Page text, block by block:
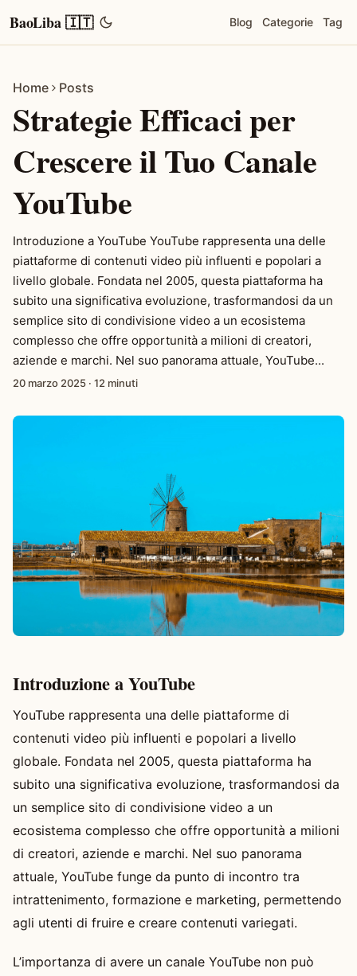
BaoLiba 🇮🇹 Blog Categorie Tag
Home Posts
Strategie Efficaci per
Crescere il Tuo Canale
YouTube
Introduzione a YouTube YouTube rappresenta una delle
piattaforme di contenuti video più influenti e popolari a
livello globale. Fondata nel 2005, questa piattaforma ha
subito una significativa evoluzione, trasformandosi da un
semplice sito di condivisione video a un ecosistema
complesso che offre opportunità a milioni di creatori,
aziende e marchi. Nel suo panorama attuale, YouTube...
20 marzo 2025 · 12 minuti
Introduzione a YouTube
YouTube rappresenta una delle piattaforme di
contenuti video più influenti e popolari a livello
globale. Fondata nel 2005, questa piattaforma ha
subito una significativa evoluzione, trasformandosi da
un semplice sito di condivisione video a un
ecosistema complesso che offre opportunità a milioni
di creatori, aziende e marchi. Nel suo panorama
attuale, YouTube funge da punto di incontro tra
intrattenimento, formazione e marketing, permettendo
agli utenti di fruire e creare contenuti variegati.
L’importanza di avere un canale YouTube non può